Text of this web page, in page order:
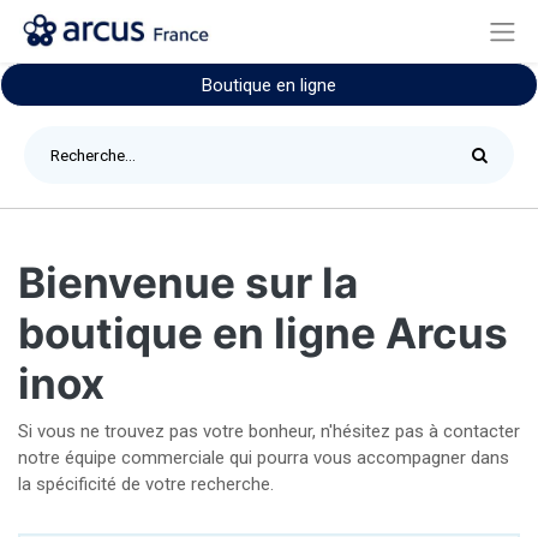
Boutique en ligne
Bienvenue sur la
boutique en ligne Arcus
inox
Si vous ne trouvez pas votre bonheur, n'hésitez pas à contacter
notre équipe commerciale qui pourra vous accompagner dans
la spécificité de votre recherche.